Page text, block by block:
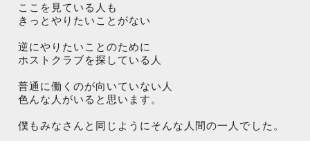
ここを見ている人も
きっとやりたいことがない
逆にやりたいことのために
ホストクラブを探している人
普通に働くのが向いていない人
色んな人がいると思います。
僕もみなさんと同じようにそんな人間の一人でした。